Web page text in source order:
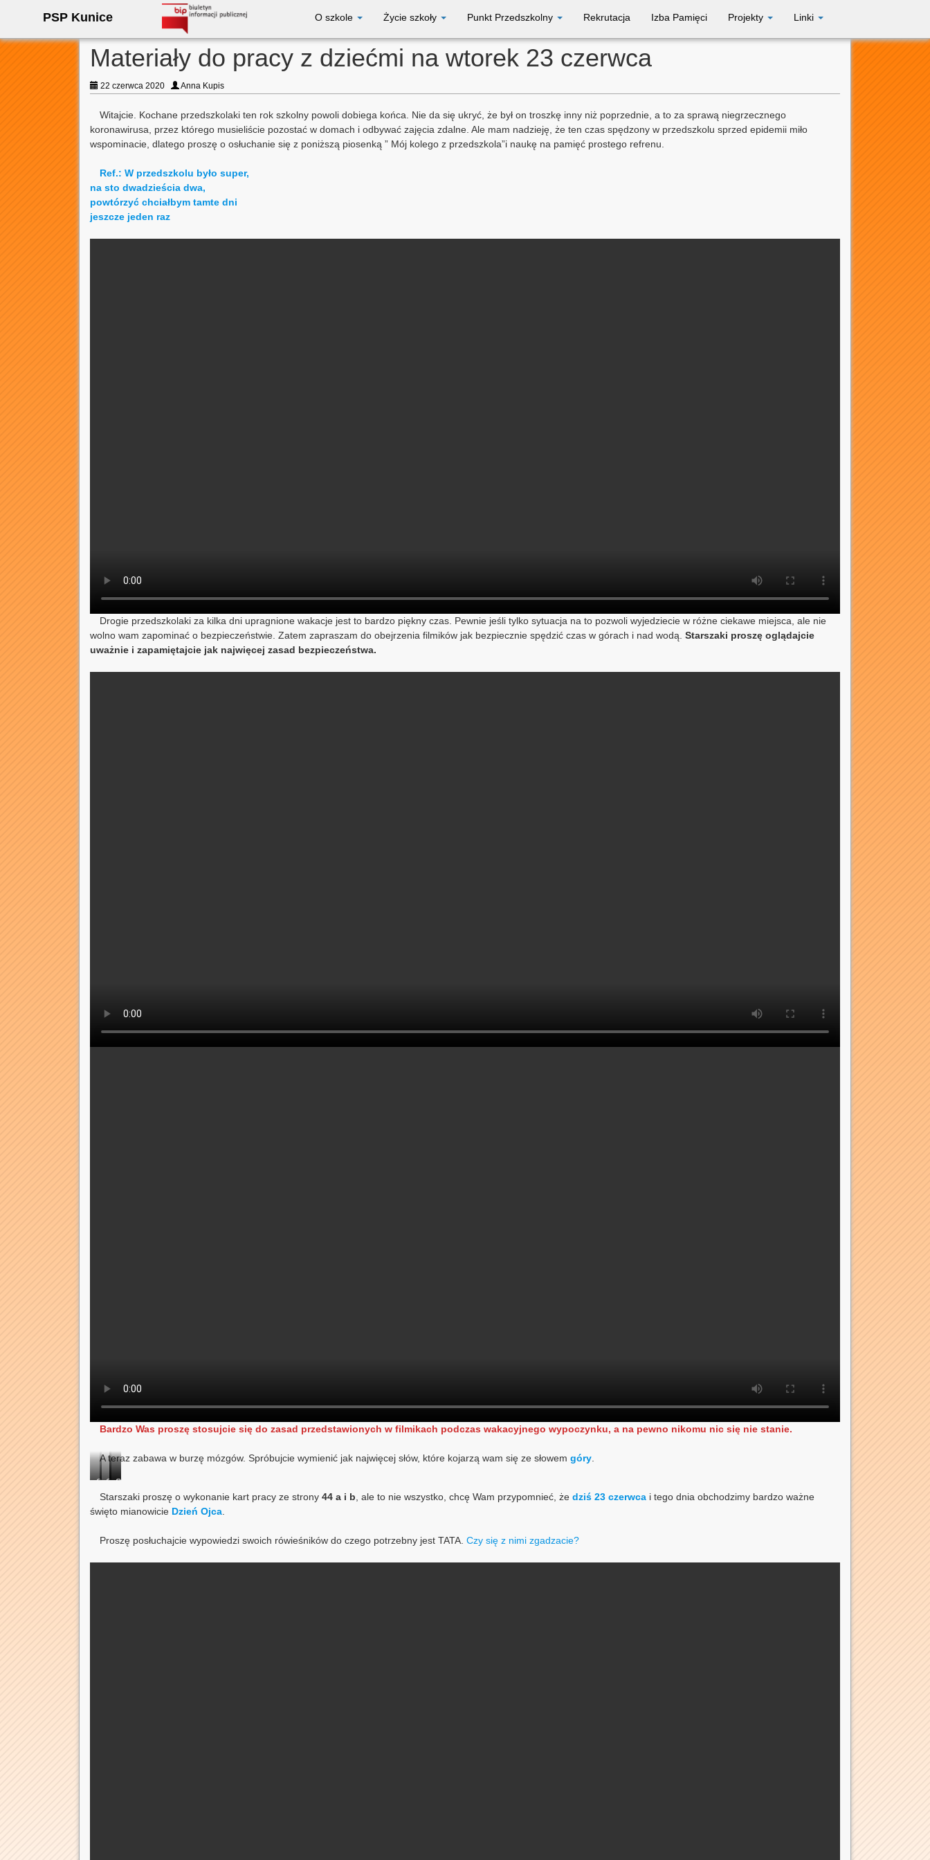
PSP Kunice O szkole Życie szkoły Punkt Przedszkolny Rekrutacja Izba Pamięci Projekty Linki
Materiały do pracy z dziećmi na wtorek 23 czerwca
22 czerwca 2020 Anna Kupis
Witajcie. Kochane przedszkolaki ten rok szkolny powoli dobiega końca. Nie da się ukryć, że był on troszkę inny niż poprzednie, a to za sprawą niegrzecznego
koronawirusa, przez którego musieliście pozostać w domach i odbywać zajęcia zdalne. Ale mam nadzieję, że ten czas spędzony w przedszkolu sprzed epidemii miło
wspominacie, dlatego proszę o osłuchanie się z poniższą piosenką ” Mój kolego z przedszkola”i naukę na pamięć prostego refrenu.
Ref.: W przedszkolu było super,
na sto dwadzieścia dwa,
powtórzyć chciałbym tamte dni
jeszcze jeden raz
Drogie przedszkolaki za kilka dni upragnione wakacje jest to bardzo piękny czas. Pewnie jeśli tylko sytuacja na to pozwoli wyjedziecie w różne ciekawe miejsca, ale nie
wolno wam zapominać o bezpieczeństwie. Zatem zapraszam do obejrzenia filmików jak bezpiecznie spędzić czas w górach i nad wodą.Starszaki proszę oglądajcie
uważnie i zapamiętajcie jak najwięcej zasad bezpieczeństwa.
Bardzo Was proszę stosujcie się do zasad przedstawionych w filmikach podczas wakacyjnego wypoczynku, a na pewno nikomu nic się nie stanie.
A teraz zabawa w burzę mózgów. Spróbujcie wymienić jak najwięcej słów, które kojarzą wam się ze słowemgóry
GÓRAL
OWCEOSCYPKI
GÓRALSKA
MUZYKA
Starszaki proszę o wykonanie kart pracy ze strony44 a i b , ale to nie wszystko, chcę Wam przypomnieć, żedziś 23 czerwca i tego dnia obchodzimy bardzo ważne
święto mianowicie Dzień Ojca
Proszę posłuchajcie wypowiedzi swoich rówieśników do czego potrzebny jest TATA.Czy się z nimi zgadzacie?